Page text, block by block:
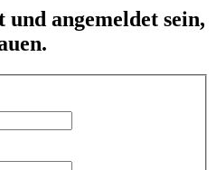
angemeldet sein,